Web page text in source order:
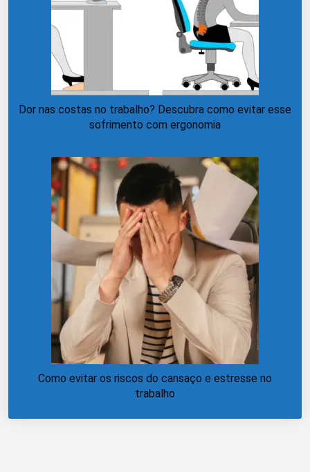
Dor nas costas no trabalho? Descubra como evitar esse
sofrimento com ergonomia
Como evitar os riscos do cansaço e estresse no
trabalho